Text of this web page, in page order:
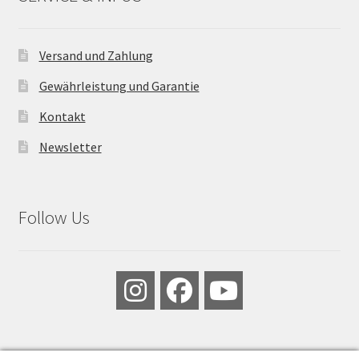
Versand und Zahlung
Gewährleistung und Garantie
Kontakt
Newsletter
Follow Us